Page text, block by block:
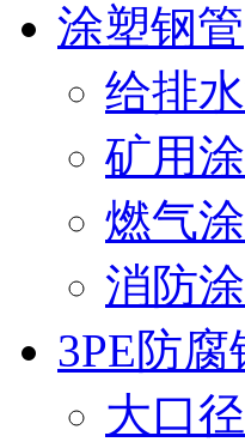
涂塑钢管
给排
矿用
燃气
消防
3PE防腐
大口